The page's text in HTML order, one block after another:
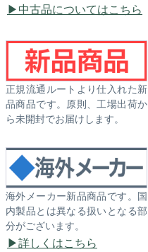
中古品についてはこちら
正規流通ルートより仕入れた新
品商品です。原則、工場出荷か
ら未開封でお届けします。
海外メーカー新品商品です。国
内製品とは異なる扱いとなる部
分がございます。
詳しくはこちら